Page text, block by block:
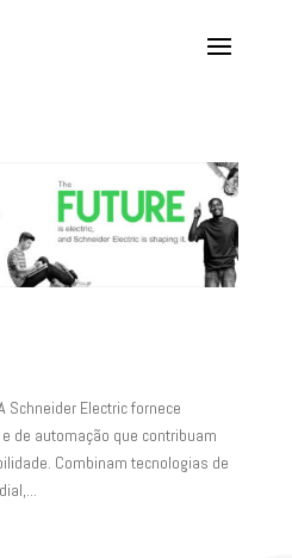
Electric fornece
de automação que contribuam
Combinam tecnologias de